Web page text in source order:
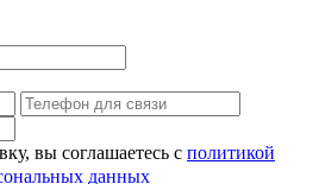
вы соглашаетесь с политикой
данных